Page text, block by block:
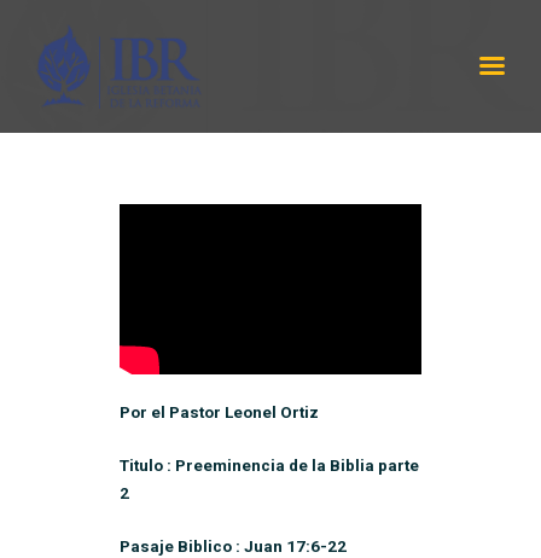
SERMÓNES
EQUIPO DE TRABAJO
Por el Pastor Leonel Ortiz
Titulo : Preeminencia de la Biblia parte
2
Pasaje Biblico : Juan 17:6-22